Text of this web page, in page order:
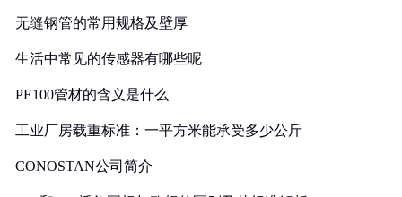
无缝钢管的常用规格及壁厚
生活中常见的传感器有哪些呢
PE100管材的含义是什么
工业厂房载重标准：一平方米能承受多少公斤
CONOSTAN公司简介